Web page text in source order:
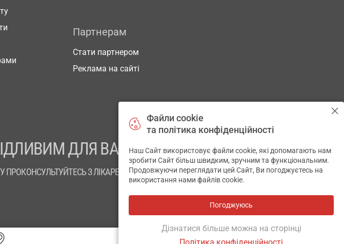
Партнерам
Стати партнером
Реклама на сайті
ДЛЯ ВАШОГО ЗДОРОВ’Я
З ЛІКАРЕМ
Файли cookie
та політика конфіденційності
Наш Сайт використовує файли cookie, які допомагають нам
зробити Сайт більш швидким, зручним та функціональним.
Продовжуючи переглядати цей Сайт, Ви погоджуєтесь на
використання нами файлів cookie.
Погоджуюсь
Дізнатися більше можна на сторінці
✕